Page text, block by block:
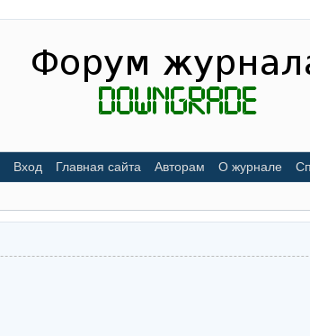
Вход Главная сайта Авторам О журнале